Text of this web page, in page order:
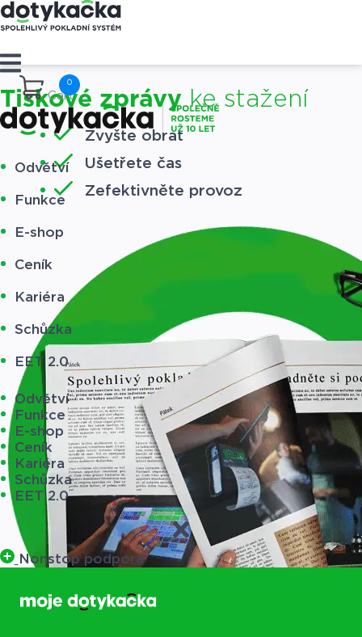
Cart
Odvětví
Funkce
E-shop
Ceník
Kariéra
Schůzka
EET 2.0
Odvětví
Funkce
E-shop
Ceník
Kariéra
Schůzka
EET 2.0
Nonstop podpora
Tiskové zprávyke stažení
Zvyšte obrat
Ušetřete čas
Zefektivněte provoz